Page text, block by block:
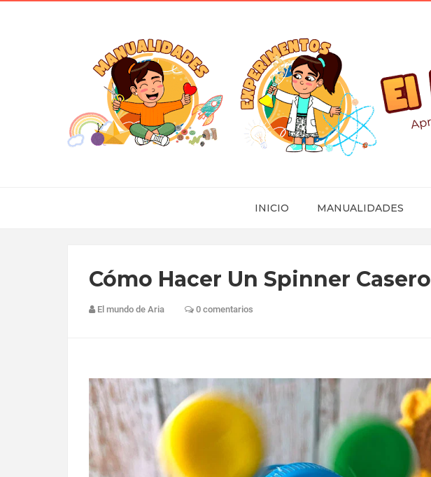
INICIO MANUALIDADES
Cómo Hacer Un Spinner Casero
El mundo de Aria 0 comentarios